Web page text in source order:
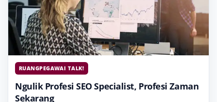
RUANGPEGAWAI TALK!
Ngulik Profesi SEO Specialist, Profesi Zaman
Sekarang